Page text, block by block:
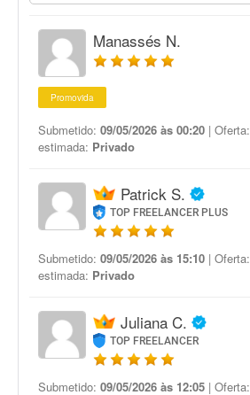
Manassés N.
Promovida
Submetido: 09/05/2026 às 00:20 | Oferta:
estimada: Privado
Patrick S.
TOP FREELANCER PLUS
Submetido: 09/05/2026 às 15:10 | Oferta:
estimada: Privado
Juliana C.
TOP FREELANCER
Submetido: 09/05/2026 às 12:05 | Oferta: